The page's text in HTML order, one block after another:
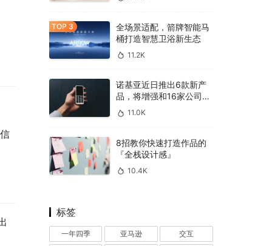
全场景适配，箭牌智能马
桶打造智慧卫浴新生态
11.2K
诺基亚近日推出6款新产
品，将增强和16家公司合
作，VR领域发力明显
11.0K
8招教你快速打造作品的
『全栈设计感』
10.4K
标签
一年四季 亚马逊
交互